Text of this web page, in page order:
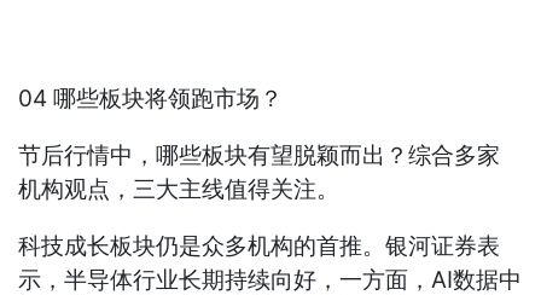
04 哪些板块将领跑市场？
节后行情中，哪些板块有望脱颖而出？综合多家
机构观点，三大主线值得关注。
科技成长板块仍是众多机构的首推。银河证券表
示，半导体行业长期持续向好，一方面，AI数据中